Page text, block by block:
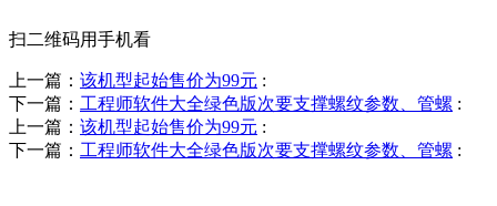
扫二维码用手机看
上一篇： 该机型起始售价为99元 :
下一篇： 工程师软件大全绿色版次要支撑螺纹参数、管螺 :
上一篇： 该机型起始售价为99元 :
下一篇： 工程师软件大全绿色版次要支撑螺纹参数、管螺 :